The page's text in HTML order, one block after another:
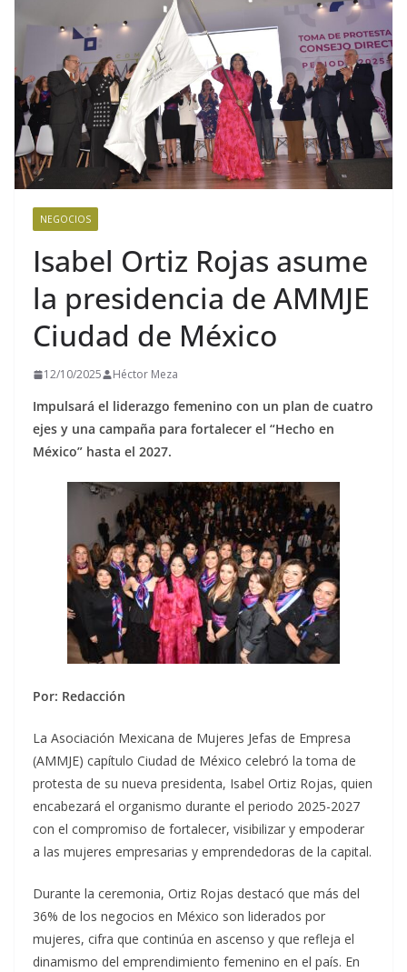
NEGOCIOS
Isabel Ortiz Rojas asume
la presidencia de AMMJE
Ciudad de México
12/10/2025 Héctor Meza
Impulsará el liderazgo femenino con un plan de cuatro
ejes y una campaña para fortalecer el “Hecho en
México” hasta el 2027.
Por: Redacción
La Asociación Mexicana de Mujeres Jefas de Empresa
(AMMJE) capítulo Ciudad de México celebró la toma de
protesta de su nueva presidenta, Isabel Ortiz Rojas, quien
encabezará el organismo durante el periodo 2025-2027
con el compromiso de fortalecer, visibilizar y empoderar
a las mujeres empresarias y emprendedoras de la capital.
Durante la ceremonia, Ortiz Rojas destacó que más del
36% de los negocios en México son liderados por
mujeres, cifra que continúa en ascenso y que refleja el
dinamismo del emprendimiento femenino en el país. En